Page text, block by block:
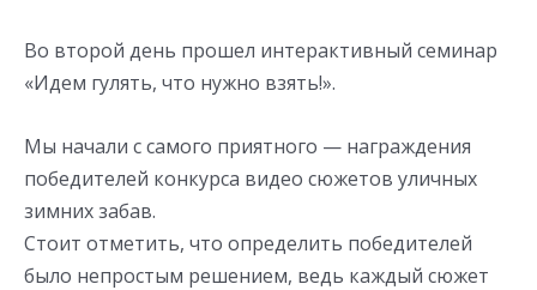
Во второй день прошел интерактивный семинар
«Идем гулять, что нужно взять!».
Мы начали с самого приятного — награждения
победителей конкурса видео сюжетов уличных
зимних забав.
Стоит отметить, что определить победителей
было непростым решением, ведь каждый сюжет